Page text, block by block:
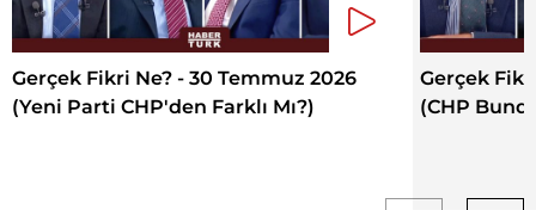
Gerçek Fikri Ne? - 30 Temmuz 2026
(Yeni Parti CHP'den Farklı Mı?)
Gerçek
(CHP